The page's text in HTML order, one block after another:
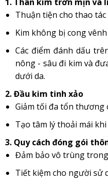
Thuận tiện cho thao
Kim không bị cong
Các điểm đánh dấu
nông - sâu đi kim và
dưới da.
2. Đầu kim tinh xảo
Giảm tối đa tổn thương
Tạo tâm lý thoải mái
3. Quy cách đóng gói
Đảm bảo vô trùng
Tiết kiệm cho người sử